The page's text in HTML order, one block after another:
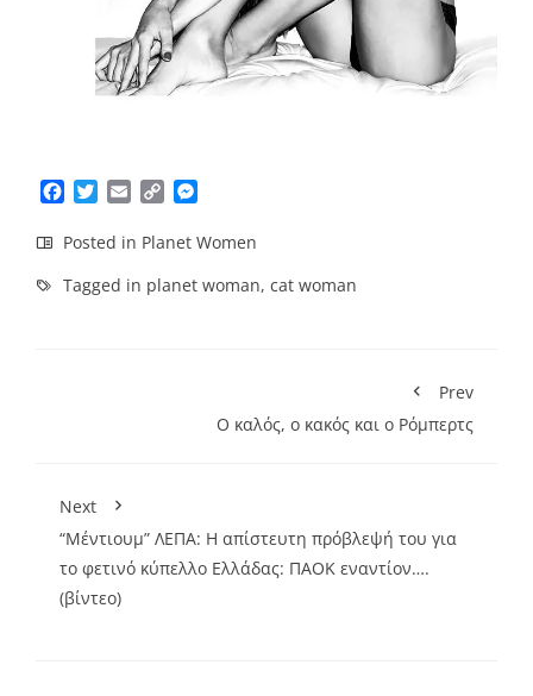
Facebook
TwitterEmailCopy
Posted in Planet Women
Tagged in planet woman, cat woman
Prev
Ο καλός, ο κακός και ο Ρόμπερτς
Next
“Mέντιουμ” ΛΕΠΑ: Η απίστευτη πρόβλεψή του για
το φετινό κύπελλο Ελλάδας: ΠΑΟΚ εναντίον….
(βίντεο)